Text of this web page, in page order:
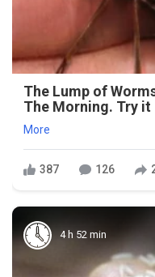
The Lump of
The Morning. Try it
More
387 126
4 h 52 min